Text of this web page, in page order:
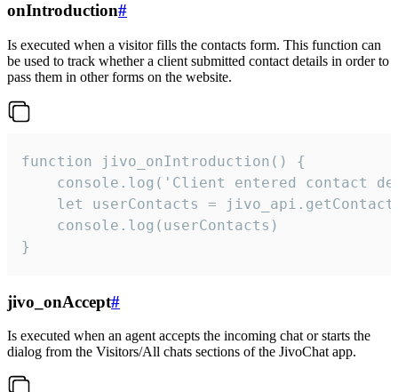
onIntroduction#
Is executed when a visitor fills the contacts form. This function can
be used to track whether a client submitted contact details in order to
pass them in other forms on the website.
function jivo_onIntroduction() {
console.log('Client entered contact
let userContacts =
    console.log(userContacts)
}
jivo_onAccept#
Is executed when an agent accepts the incoming chat or starts the
dialog from the Visitors/All chats sections of the JivoChat app.